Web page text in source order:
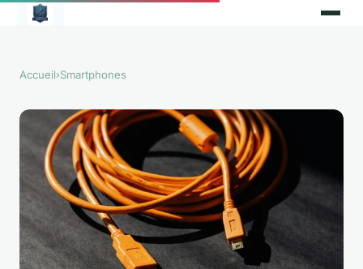
Accueil›Smartphones